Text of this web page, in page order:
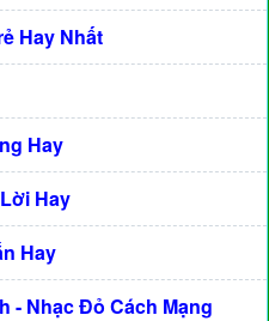
Hay Nhất
Hay
Hay
Hay
- Nhạc Đỏ Cách Mạng